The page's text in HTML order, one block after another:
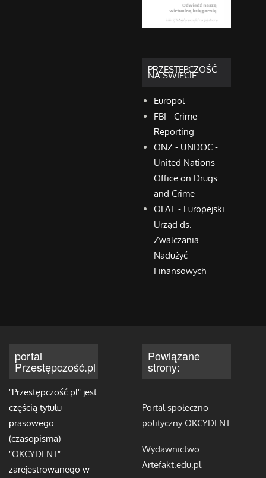
PRZESTĘPCZOŚĆ
NA ŚWIECIE
Europol
FBI - Crime
Reporting
ONZ - UNDOC -
United Nations
Office on Drugs
and Crime
OLAF - Europejski
Urząd ds.
Zwalczania
Nadużyć
Finansowych
portal
Przestępczość.pl
"Przestępczość.pl" jest
częścią tytułu
prasowego
(czasopisma)
"OKCYDENT"
zarejestrowanego w
Powiązane
strony:
Portal społeczno-
polityczny OKCYDENT
Wydawnictwo
Artefakt.edu.pl